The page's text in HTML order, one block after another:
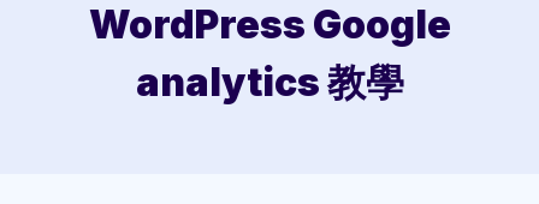
WordPress Google
analytics 教學